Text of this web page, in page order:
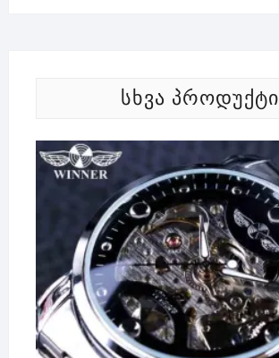
ᲡᲮᲕᲐ ᲞᲠᲝᲓᲣᲥᲢᲘ